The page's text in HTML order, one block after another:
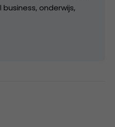
business, onderwijs,